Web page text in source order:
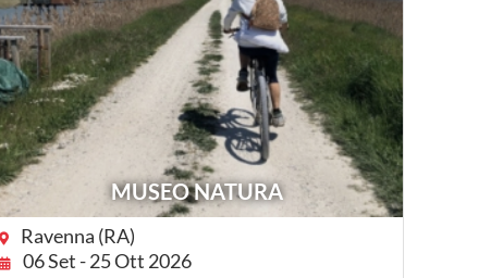
MUSEO NATURA
Ravenna (RA)
06 Set - 25 Ott 2026